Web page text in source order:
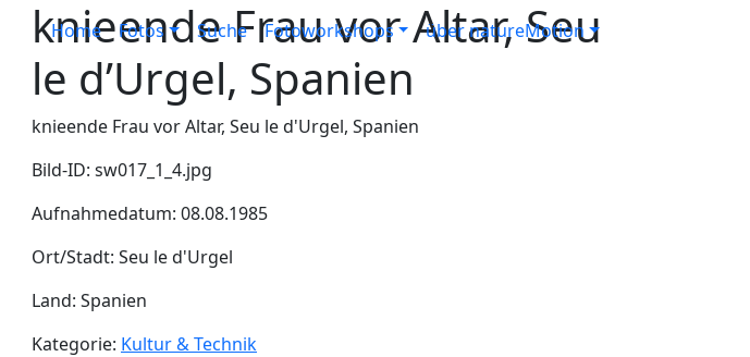
Home Fotos Suche Fotoworkshops über natureMotion
knieende Frau vor Altar, Seu
le d’Urgel, Spanien
knieende Frau vor Altar, Seu le d'Urgel, Spanien
Bild-ID: sw017_1_4.jpg
Aufnahmedatum: 08.08.1985
Ort/Stadt: Seu le d'Urgel
Land: Spanien
Kategorie: Kultur & Technik